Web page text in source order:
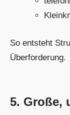
So entsteht
Überforderung.
5. Große,